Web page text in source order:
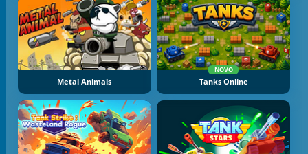
Metal Animals
NOVO
Tanks Online